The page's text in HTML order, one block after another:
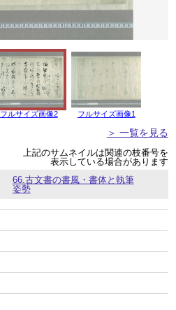
フルサイズ画像2 フルサイズ画像1
＞ 一覧を見る
上記のサムネイルは関連の枝番号を
表示している場合があります
66.古文書の書風・書体と執筆
姿勢